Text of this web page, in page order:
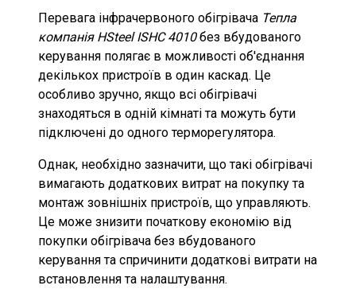
Перевага інфрачервоного обігрівача Тепла
компанія HSteel ISHC 4010без вбудованого
керування полягає в можливості об'єднання
декількох пристроїв в один каскад. Це
особливо зручно, якщо всі обігрівачі
знаходяться в одній кімнаті та можуть бути
підключені до одного терморегулятора.
Однак, необхідно зазначити, що такі обігрівачі
вимагають додаткових витрат на покупку та
монтаж зовнішніх пристроїв, що управляють.
Це може знизити початкову економію від
покупки обігрівача без вбудованого
керування та спричинити додаткові витрати на
встановлення та налаштування.